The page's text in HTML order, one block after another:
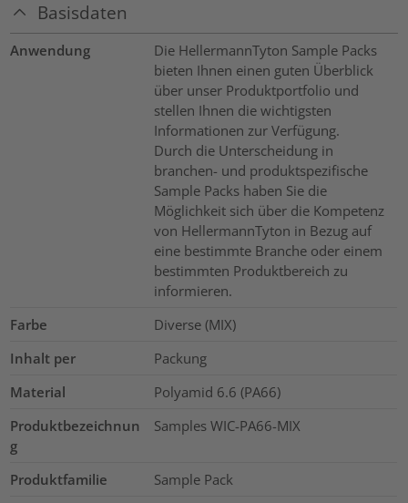
Basisdaten
Anwendung
Die HellermannTyton Sample Packs
bieten Ihnen einen guten Überblick
über unser Produktportfolio und
stellen Ihnen die wichtigsten
Informationen zur Verfügung.
Durch die Unterscheidung in
branchen- und produktspezifische
Sample Packs haben Sie die
Möglichkeit sich über die Kompetenz
von HellermannTyton in Bezug auf
eine bestimmte Branche oder einem
bestimmten Produktbereich zu
informieren.
Farbe
Diverse (MIX)
Inhalt per
Packung
Material
Polyamid 6.6 (PA66)
Produktbezeichnun
g
Samples WIC-PA66-MIX
Produktfamilie
Sample Pack